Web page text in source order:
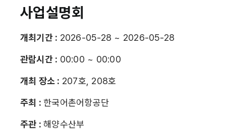
사업설명회
개최기간 : 2026-05-28 ~ 2026-05-28
관람시간 : 00:00 ~ 00:00
개최 장소 : 207호, 208호
주최 :한국어촌어항공단
주관 :해양수산부